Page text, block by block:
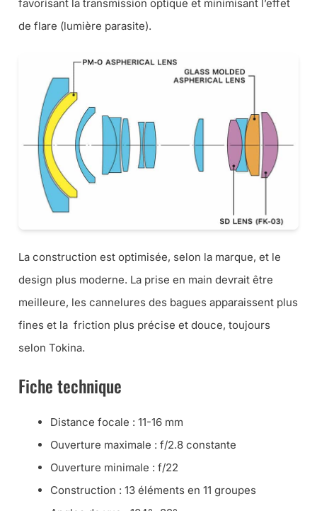
favorisant la transmission optique et minimisant l’effet
de flare (lumière parasite).
La construction est optimisée, selon la marque, et le
design plus moderne. La prise en main devrait être
meilleure, les cannelures des bagues apparaissent plus
fines et la friction plus précise et douce, toujours
selon Tokina.
Fiche technique
Distance focale : 11-16 mm
Ouverture maximale : f/2.8 constante
Ouverture minimale : f/22
Construction : 13 éléments en 11 groupes